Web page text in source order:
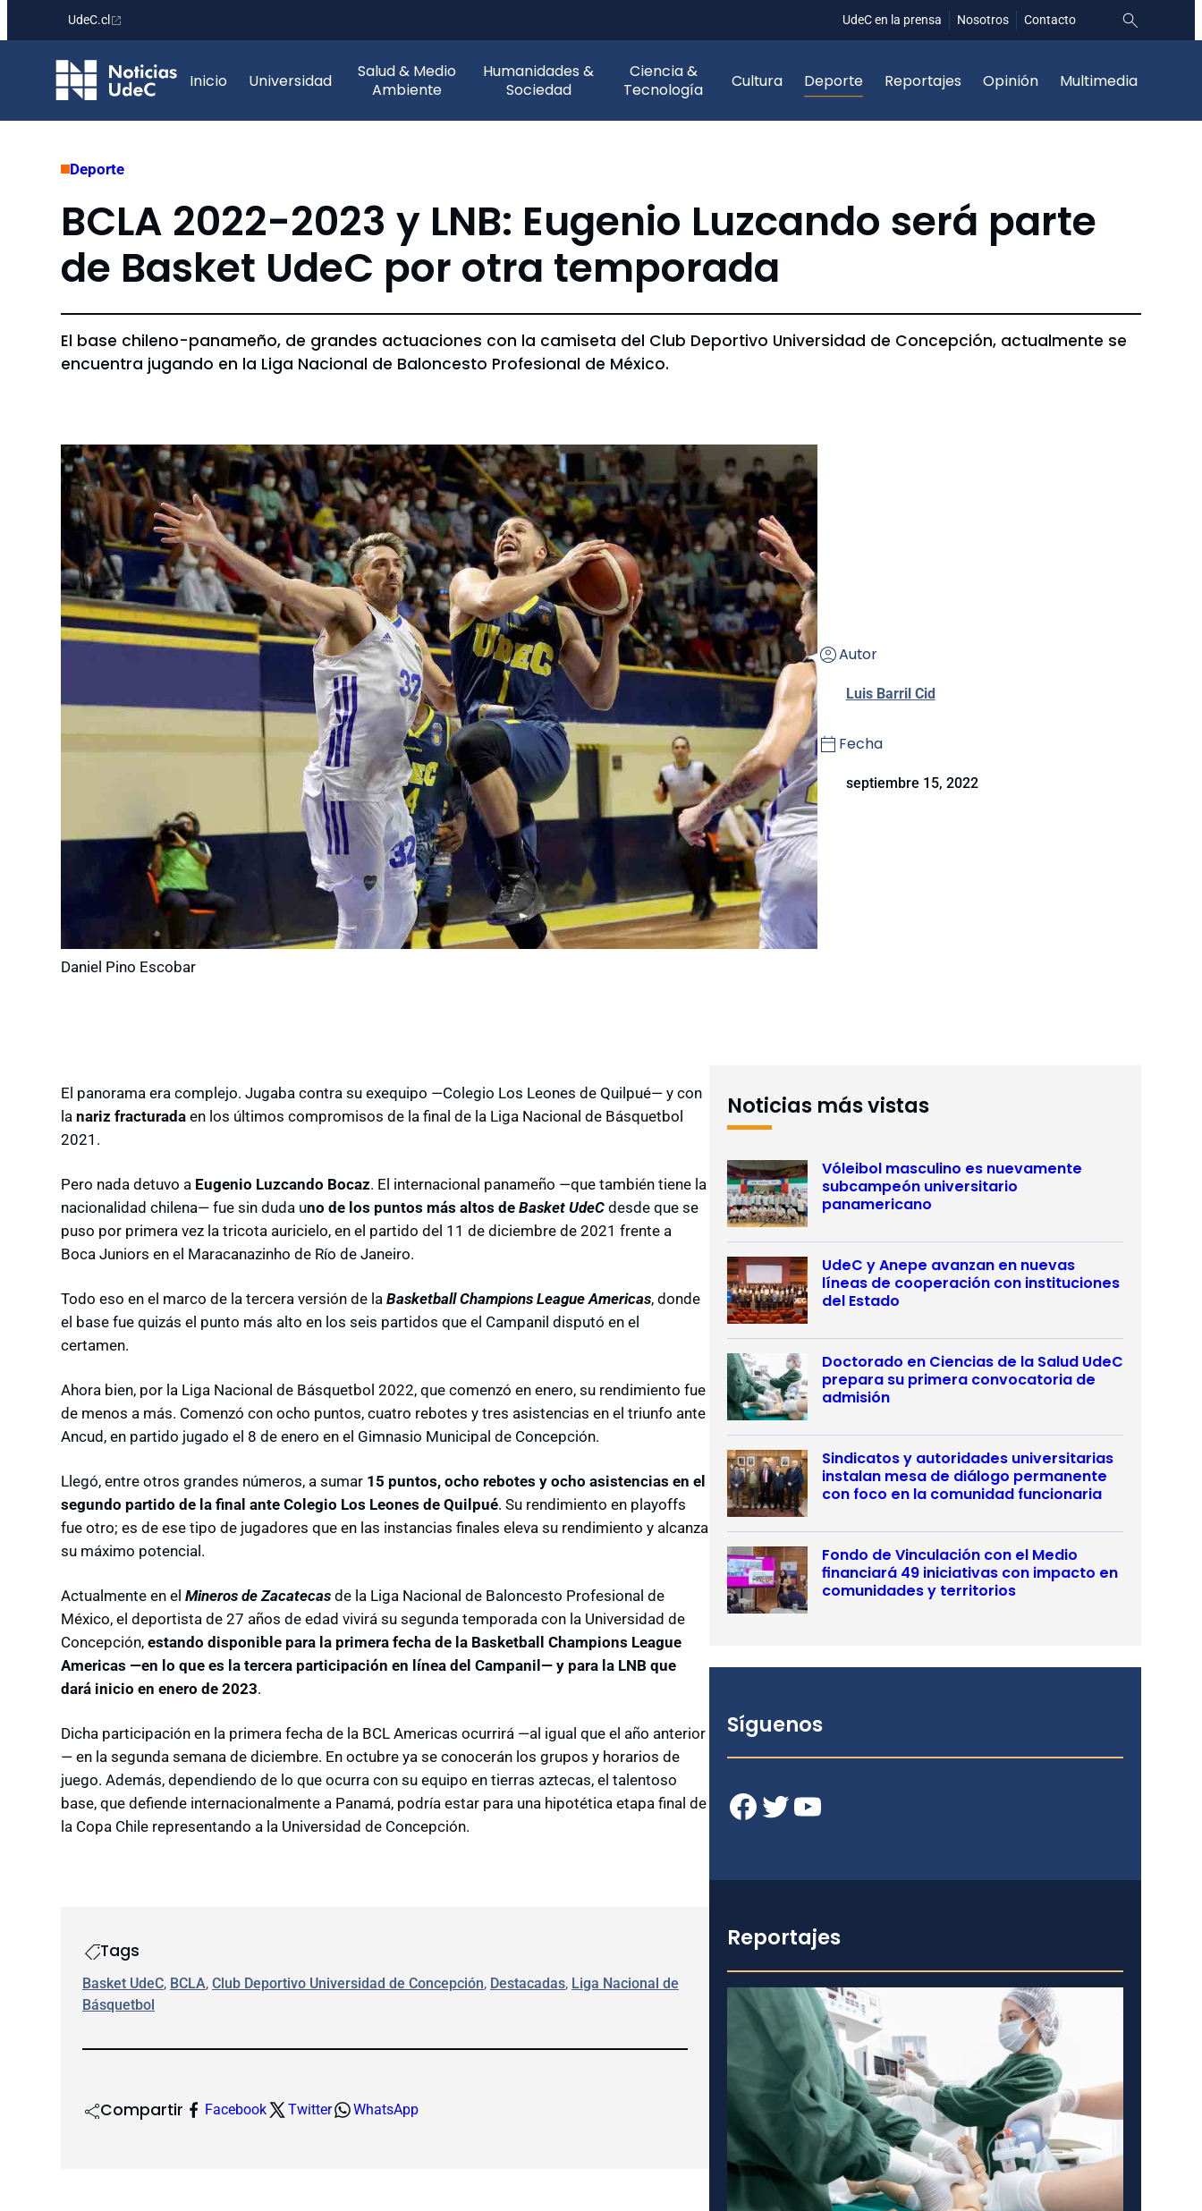
contenido
UdeC.cl UdeC en la prensa Nosotros Contacto
Inicio Universidad
Salud & Medio
Ambiente
Humanidades &
Sociedad
Ciencia &
Tecnología
Cultura Deporte Reportajes Opinión Multimedia
Deporte
BCLA 2022-2023 y LNB: Eugenio Luzcando será parte
de Basket UdeC por otra temporada
El base chileno-panameño, de grandes actuaciones con la camiseta del Club Deportivo Universidad de Concepción, actualmente se
encuentra jugando en la Liga Nacional de Baloncesto Profesional de México.
Daniel Pino Escobar
Autor
Luis Barril Cid
Fecha
septiembre 15, 2022
El panorama era complejo. Jugaba contra su exequipo —Colegio Los Leones de Quilpué— y con
la nariz fracturada en los últimos compromisos de la final de la Liga Nacional de Básquetbol
2021.
Pero nada detuvo a Eugenio Luzcando Bocaz. El internacional panameño —que también tiene la
nacionalidad chilena— fue sin duda uno de los puntos más altos de Basket UdeC desde que se
puso por primera vez la tricota auricielo, en el partido del 11 de diciembre de 2021 frente a
Boca Juniors en el Maracanazinho de Río de Janeiro.
Todo eso en el marco de la tercera versión de la Basketball Champions League Americas, donde
el base fue quizás el punto más alto en los seis partidos que el Campanil disputó en el
certamen.
Ahora bien, por la Liga Nacional de Básquetbol 2022, que comenzó en enero, su rendimiento fue
de menos a más. Comenzó con ocho puntos, cuatro rebotes y tres asistencias en el triunfo ante
Ancud, en partido jugado el 8 de enero en el Gimnasio Municipal de Concepción.
Llegó, entre otros grandes números, a sumar 15 puntos, ocho rebotes y ocho asistencias en el
segundo partido de la final ante Colegio Los Leones de Quilpué. Su rendimiento en playoffs
fue otro; es de ese tipo de jugadores que en las instancias finales eleva su rendimiento y alcanza
su máximo potencial.
Actualmente en el Mineros de Zacatecas de la Liga Nacional de Baloncesto Profesional de
México, el deportista de 27 años de edad vivirá su segunda temporada con la Universidad de
Concepción, estando disponible para la primera fecha de la Basketball Champions League
Americas —en lo que es la tercera participación en línea del Campanil— y para la LNB que
dará inicio en enero de 2023.
Dicha participación en la primera fecha de la BCL Americas ocurrirá —al igual que el año anterior
— en la segunda semana de diciembre. En octubre ya se conocerán los grupos y horarios de
juego. Además, dependiendo de lo que ocurra con su equipo en tierras aztecas, el talentoso
base, que defiende internacionalmente a Panamá, podría estar para una hipotética etapa final de
la Copa Chile representando a la Universidad de Concepción.
Tags
Basket UdeC, BCLA, Club Deportivo Universidad de Concepción, Destacadas, Liga Nacional de
Básquetbol
Compartir Facebook Twitter WhatsApp
Noticias más vistas
Vóleibol masculino es nuevamente
subcampeón universitario
panamericano
UdeC y Anepe avanzan en nuevas
líneas de cooperación con instituciones
del Estado
Doctorado en Ciencias de la Salud UdeC
prepara su primera convocatoria de
admisión
Sindicatos y autoridades universitarias
instalan mesa de diálogo permanente
con foco en la comunidad funcionaria
Fondo de Vinculación con el Medio
financiará 49 iniciativas con impacto en
comunidades y territorios
Síguenos
Facebook Twitter YouTube
Reportajes